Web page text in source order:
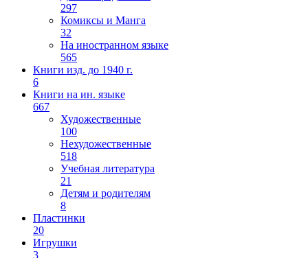
297
Комиксы и Манга
32
На иностранном языке
565
Книги изд. до 1940 г.
6
Книги на ин. языке
667
Художественные
100
Нехудожественные
518
Учебная литература
21
Детям и родителям
8
Пластинки
20
Игрушки
3